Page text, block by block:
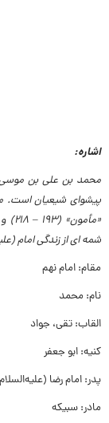
اشاره:
شمه ای از زندگی امام
مقام: امام نهم
نام: محمد
القاب: تقی، جواد
کنیه: ابو جعفر
پدر: امام رضا
مادر: سبیکه